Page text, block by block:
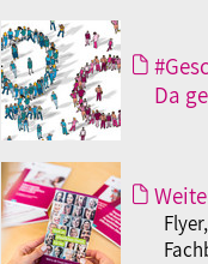
Da